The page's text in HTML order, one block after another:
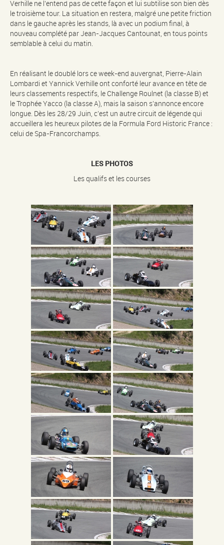
Verhille ne l’entend pas de cette façon et lui subtilise son bien dès
le troisième tour. La situation en restera, malgré une petite friction
dans le gauche après les stands, là avec un podium final, à
nouveau complété par Jean-Jacques Cantounat, en tous points
semblable à celui du matin.
En réalisant le doublé lors ce week-end auvergnat, Pierre-Alain
Lombardi et Yannick Verhille ont conforté leur avance en tête de
leurs classements respectifs, le Challenge Roulnet (la classe B) et
le Trophée Yacco (la classe A), mais la saison s’annonce encore
longue. Dès les 28/29 Juin, c’est un autre circuit de légende qui
accueillera les heureux pilotes de la Formula Ford Historic France :
celui de Spa-Francorchamps.
LES PHOTOS
Les qualifs et les courses